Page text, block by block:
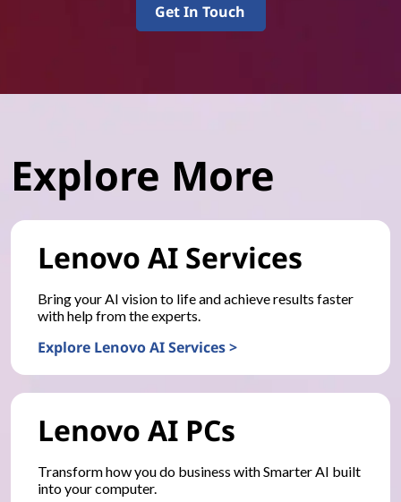
Get In Touch
Explore More
Lenovo AI Services
Bring your AI vision to life and achieve results faster
with help from the experts.
Explore Lenovo AI Services >
Lenovo AI PCs
Transform how you do business with Smarter AI built
into your computer.